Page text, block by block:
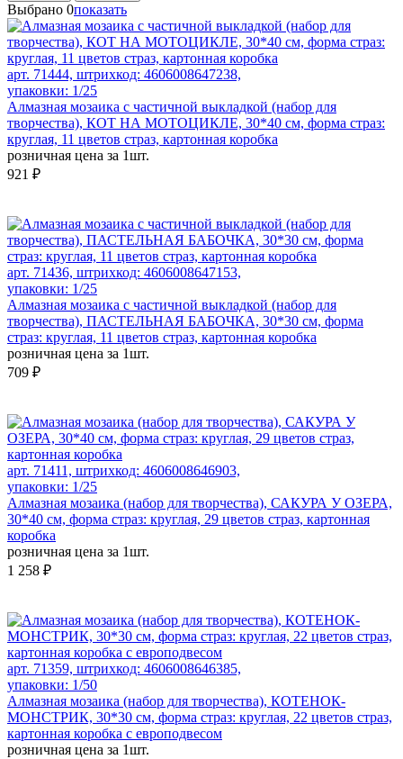
Выбрано 0показать
арт. 71444, штрихкод: 4606008647238,
упаковки: 1/25
Алмазная мозаика с частичной выкладкой (набор для
творчества), КОТ НА МОТОЦИКЛЕ, 30*40 см, форма страз:
круглая, 11 цветов страз, картонная коробка
розничная цена за 1шт.
921 ₽
арт. 71436, штрихкод: 4606008647153,
упаковки: 1/25
Алмазная мозаика с частичной выкладкой (набор для
творчества), ПАСТЕЛЬНАЯ БАБОЧКА, 30*30 см, форма
страз: круглая, 11 цветов страз, картонная коробка
розничная цена за 1шт.
709 ₽
арт. 71411, штрихкод: 4606008646903,
упаковки: 1/25
Алмазная мозаика (набор для творчества), САКУРА У ОЗЕРА,
30*40 см, форма страз: круглая, 29 цветов страз, картонная
коробка
розничная цена за 1шт.
1 258 ₽
арт. 71359, штрихкод: 4606008646385,
упаковки: 1/50
Алмазная мозаика (набор для творчества), КОТЕНОК-
МОНСТРИК, 30*30 см, форма страз: круглая, 22 цветов страз,
картонная коробка с европодвесом
розничная цена за 1шт.